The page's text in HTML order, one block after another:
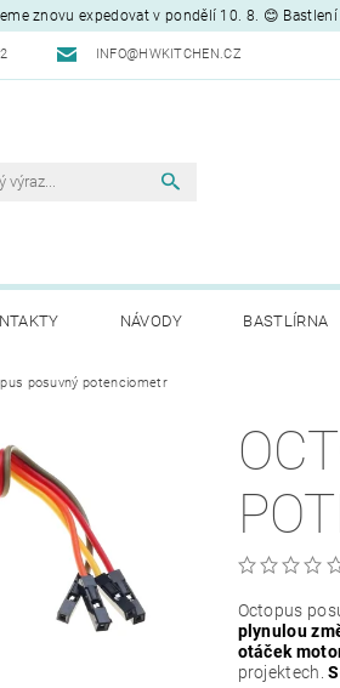
znovu expedovat v pondělí 10. 8. 😊
INFO@HWKITCHEN.CZ
NÁVODY BASTLÍRNA
posuvný potenciometr
Octopus
plynulou
otáček
projektech.